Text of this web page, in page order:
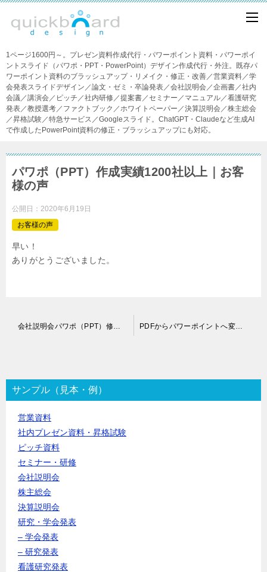
1ページ1600円～。プレゼン資料作成代行・パワーポイント資料・パワーポイ
ントスライド（パワポ・PPT・PowerPoint）デザイン作成代行・外注。既存パ
ワーポイント資料のブラッシュアップ・リメイク・修正・改善／営業資料／学
会発表スライドデザイン／論文・ゼミ・卒論発表／会社説明会／企画書／社内
会議／講演会／ピッチ／社内研修／提案書／セミナー／マニュアル／看護研究
発表／教授選考／ファクトブック／ホワイトペーパー／決算説明会／株主総会
／昇格試験／特急サービス／Googleスライド。ChatGPT・Claudeなど生成AI
で作成したPowerPoint資料の修正・ブラッシュアップにも対応。
パワポ（PPT）作成実績1200社以上｜お客
様の声
公開日： 2020年6月19日
お客様の声
早い！
ありがとうございました。
ゲ
ー
シ
会社説明会パワポ（PPT）修正依頼 PDFからパワーポイントへ変換作業代行
サンプル（見本・例）
営業資料
社内プレゼン資料・昇格試験
ピッチ資料
セミナー・研修
会社説明会
株主総会
決算説明会
研究・学会発表
– 学会発表
– 研究発表
看護研究発表